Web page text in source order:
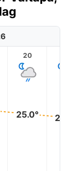
20
25.0°